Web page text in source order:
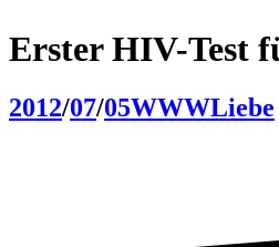
Erster HIV-Test
2012/07/05WWWLiebe